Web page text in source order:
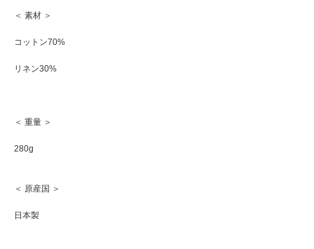
＜ 素材 ＞
コットン70%
リネン30%
＜ 重量 ＞
280g
＜ 原産国 ＞
日本製